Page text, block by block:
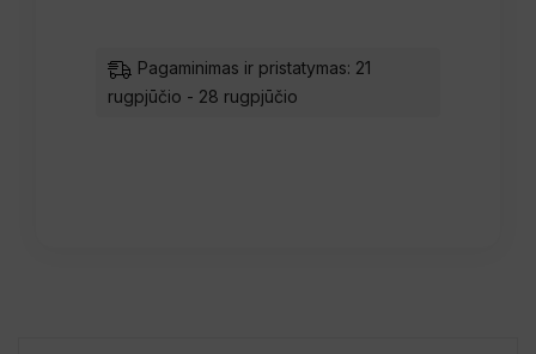
Pagaminimas ir pristatymas: 21
rugpjūčio - 28 rugpjūčio